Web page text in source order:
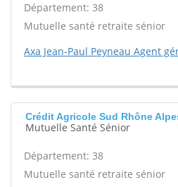
Département: 38
Mutuelle santé retraite sénior
Axa Jean-Paul Peyneau Agent
Crédit Agricole Sud Rhône
Mutuelle Santé Sénior
Département: 38
Mutuelle santé retraite sénior